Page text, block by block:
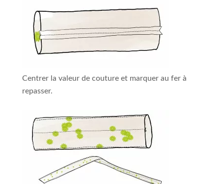
Centrer la valeur de couture et marquer au fer à
repasser.